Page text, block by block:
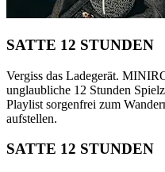
SATTE 12 STUNDEN
Vergiss das Ladegerät.
unglaubliche 12 Stunden
Playlist sorgenfrei zum
aufstellen.
SATTE 12 STUNDEN